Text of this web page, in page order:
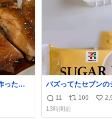
数
ったら
れて
バズってたセブンの
うますぎて7NOWで
返
信
11
リ
ポ
100
い
13時間前